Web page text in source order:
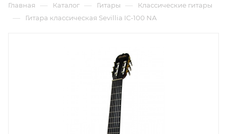
Главная — Каталог — Гитары — Классические гитары
— Гитара классическая Sevillia IC-100 NA